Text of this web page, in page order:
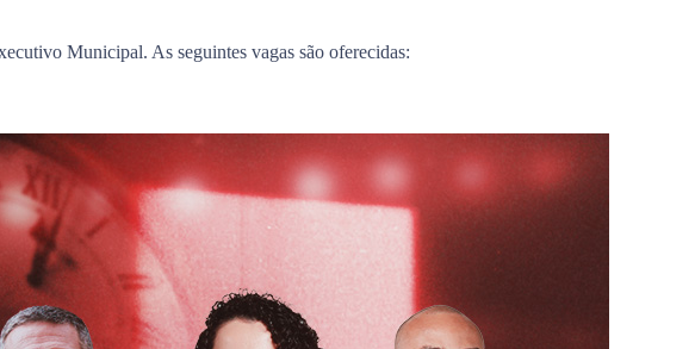
Municipal. As seguintes vagas são oferecidas: